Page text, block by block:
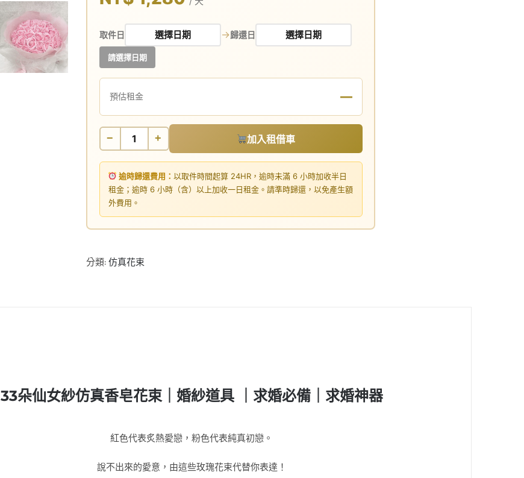
取件日 →歸還日
請選擇日期
預估租金 —
− + 加入租借車
逾時歸還費用：以取件時間起算 24HR，逾時未滿 6 小時加收半日
租金；逾時 6 小時（含）以上加收一日租金。請準時歸還，以免產生額
外費用。
分類: 仿真花束
33朵仙女紗仿真香皂花束｜ 婚紗道具 ｜求婚必備｜求婚神器
紅色代表炙熱愛戀，粉色代表純真初戀。
說不出來的愛意，由這些玫瑰花束代替你表達！